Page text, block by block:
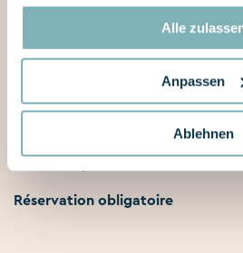
Alle
Anpassen
Ablehnen
Comme un jour au
En tant qu'invité Day Spa au
de toutes les installations telles
de repos et salons.
Les applications et traitements
esthétiques, etc.) sont facturés
menu du spa.
Réservation obligatoire